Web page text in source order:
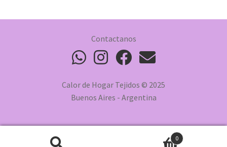
Contactanos
Calor de Hogar Tejidos © 2025
Buenos Aires - Argentina
0